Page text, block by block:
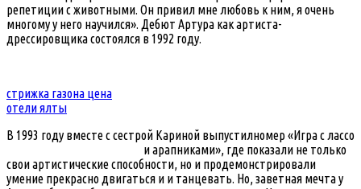
репетиции с животными. Он привил мне любовь к ним, я очень
многому у него научился». Дебют Артура как артиста-
дрессировщика состоялся в 1992 году.
стрижка газона цена
отели ялты
В 1993 году вместе с сестрой Кариной выпустилномер«Игра с лассо
и арапниками», где показали не только
свои артистические способности, но и продемонстрировали
умение прекрасно двигаться и и танцевать. Но, заветная мечта у